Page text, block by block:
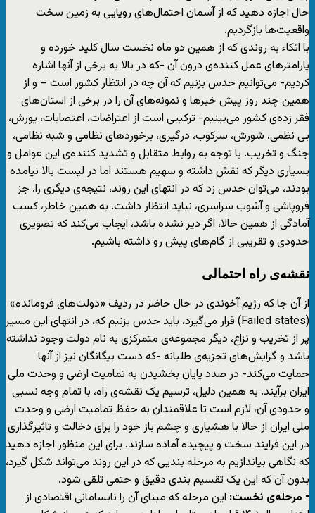
حال اجازه دهید که از آسمان احتمال‌های رویایی به زمین سخت
واقعیت‌ها بازگردیم.
با اتکاء به روندی که از همین دو ماه نخست سال کلید خورده و
پارامترهای عمل کننده‌ی درون آن -که در بالا به برخی از آنها اشاره
کردیم- می‌توانیم حدس بزنیم که آن چه در انتظار کشور است – و از
همین چند روز پیش خبرها و نمونه‌های آن را در برخی از استان‌های
فقر زده‌ی کشور می‌بینیم- ترکیبی است از اعتراضات، اعتصابات، یورش،
بی نظمی، شورش، سرکوب، درگیری، برخوردهای نظامی و شبه نظامی،
جنگ و تخریب. با توجه به روابط متقابل و تشدید کننده‌ی این عوامل و
بسیاری دیگر که نقش داشته و سهیم هستند اما در لیست بالا نیامده
بودند، می‌توان حدس زد که در انتهای این روند، نتیجه‌ی دیگری را، جز
فروپاشی و آشوب سراسری، نباید انتظار داشت. به همین خاطر، کسب
آمادگی از همین حالا، اگر دیر نشده باشد، ایجاب می‌کند که تصویری
حدودی و تقریبی از گام‌های پیش رو داشته باشیم.
نقشه‌ی راه احتمالی
از آن جا که رژیم آخوندی در حال حاضر در ردیف «دولت‌های فرومانده»
(Failed states) قرار می‌گیرد، باید حدس بزنیم که، در انتهای این مسیر
پر از تخریب و نزاع، دیگر مجموعه‌ی متمرکزی به نام دولت وجود نداشته
باشد و گرایش‌های تجزیه‌ی طلبانه -که دست بیگانگان نیز از آنها
حمایت می‌کند- در صدد پایان بخشیدن به تمامیت ارضی و وحدت ملی
ایران برآیند. به همین دلیل، ترسیم یک نقشه‌ی راه، با تمام وجه نسبی
و حدودی آن، لازم است تا علاقمندان به حفظ تمامیت ارضی و وحدت
ملی ایران از حالا با هشیاری و چشم باز خود را برای دخالت و تاثیرگذاری
در این فرایند سخت و پیچیده آماده سازند. برای این منظور اجازه دهید
که نگاهی بیاندازیم به مرحله بندیی که در این روند می‌تواند شکل گیرد،
بدون آن که این یک تقسیم بندی دقیق و حتمی تلقی شود.
• مرحله‌ی نخست: این مرحله که مبنای آن را نابسامانی اقتصادی از